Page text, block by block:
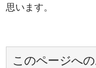
思います。
このページへ